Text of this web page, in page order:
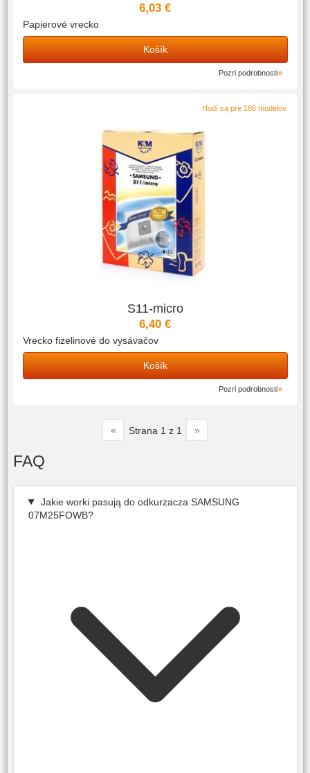
6,03 €
Papierové vrecko
Košík
Pozri podrobnosti
Hodí sa pre 186 modelov.
S11-micro
6,40 €
Vrecko fizelinové do vysávačov
Košík
Pozri podrobnosti
« Strana 1 z 1 »
FAQ
Jakie worki pasują do odkurzacza SAMSUNG
07M25FOWB?